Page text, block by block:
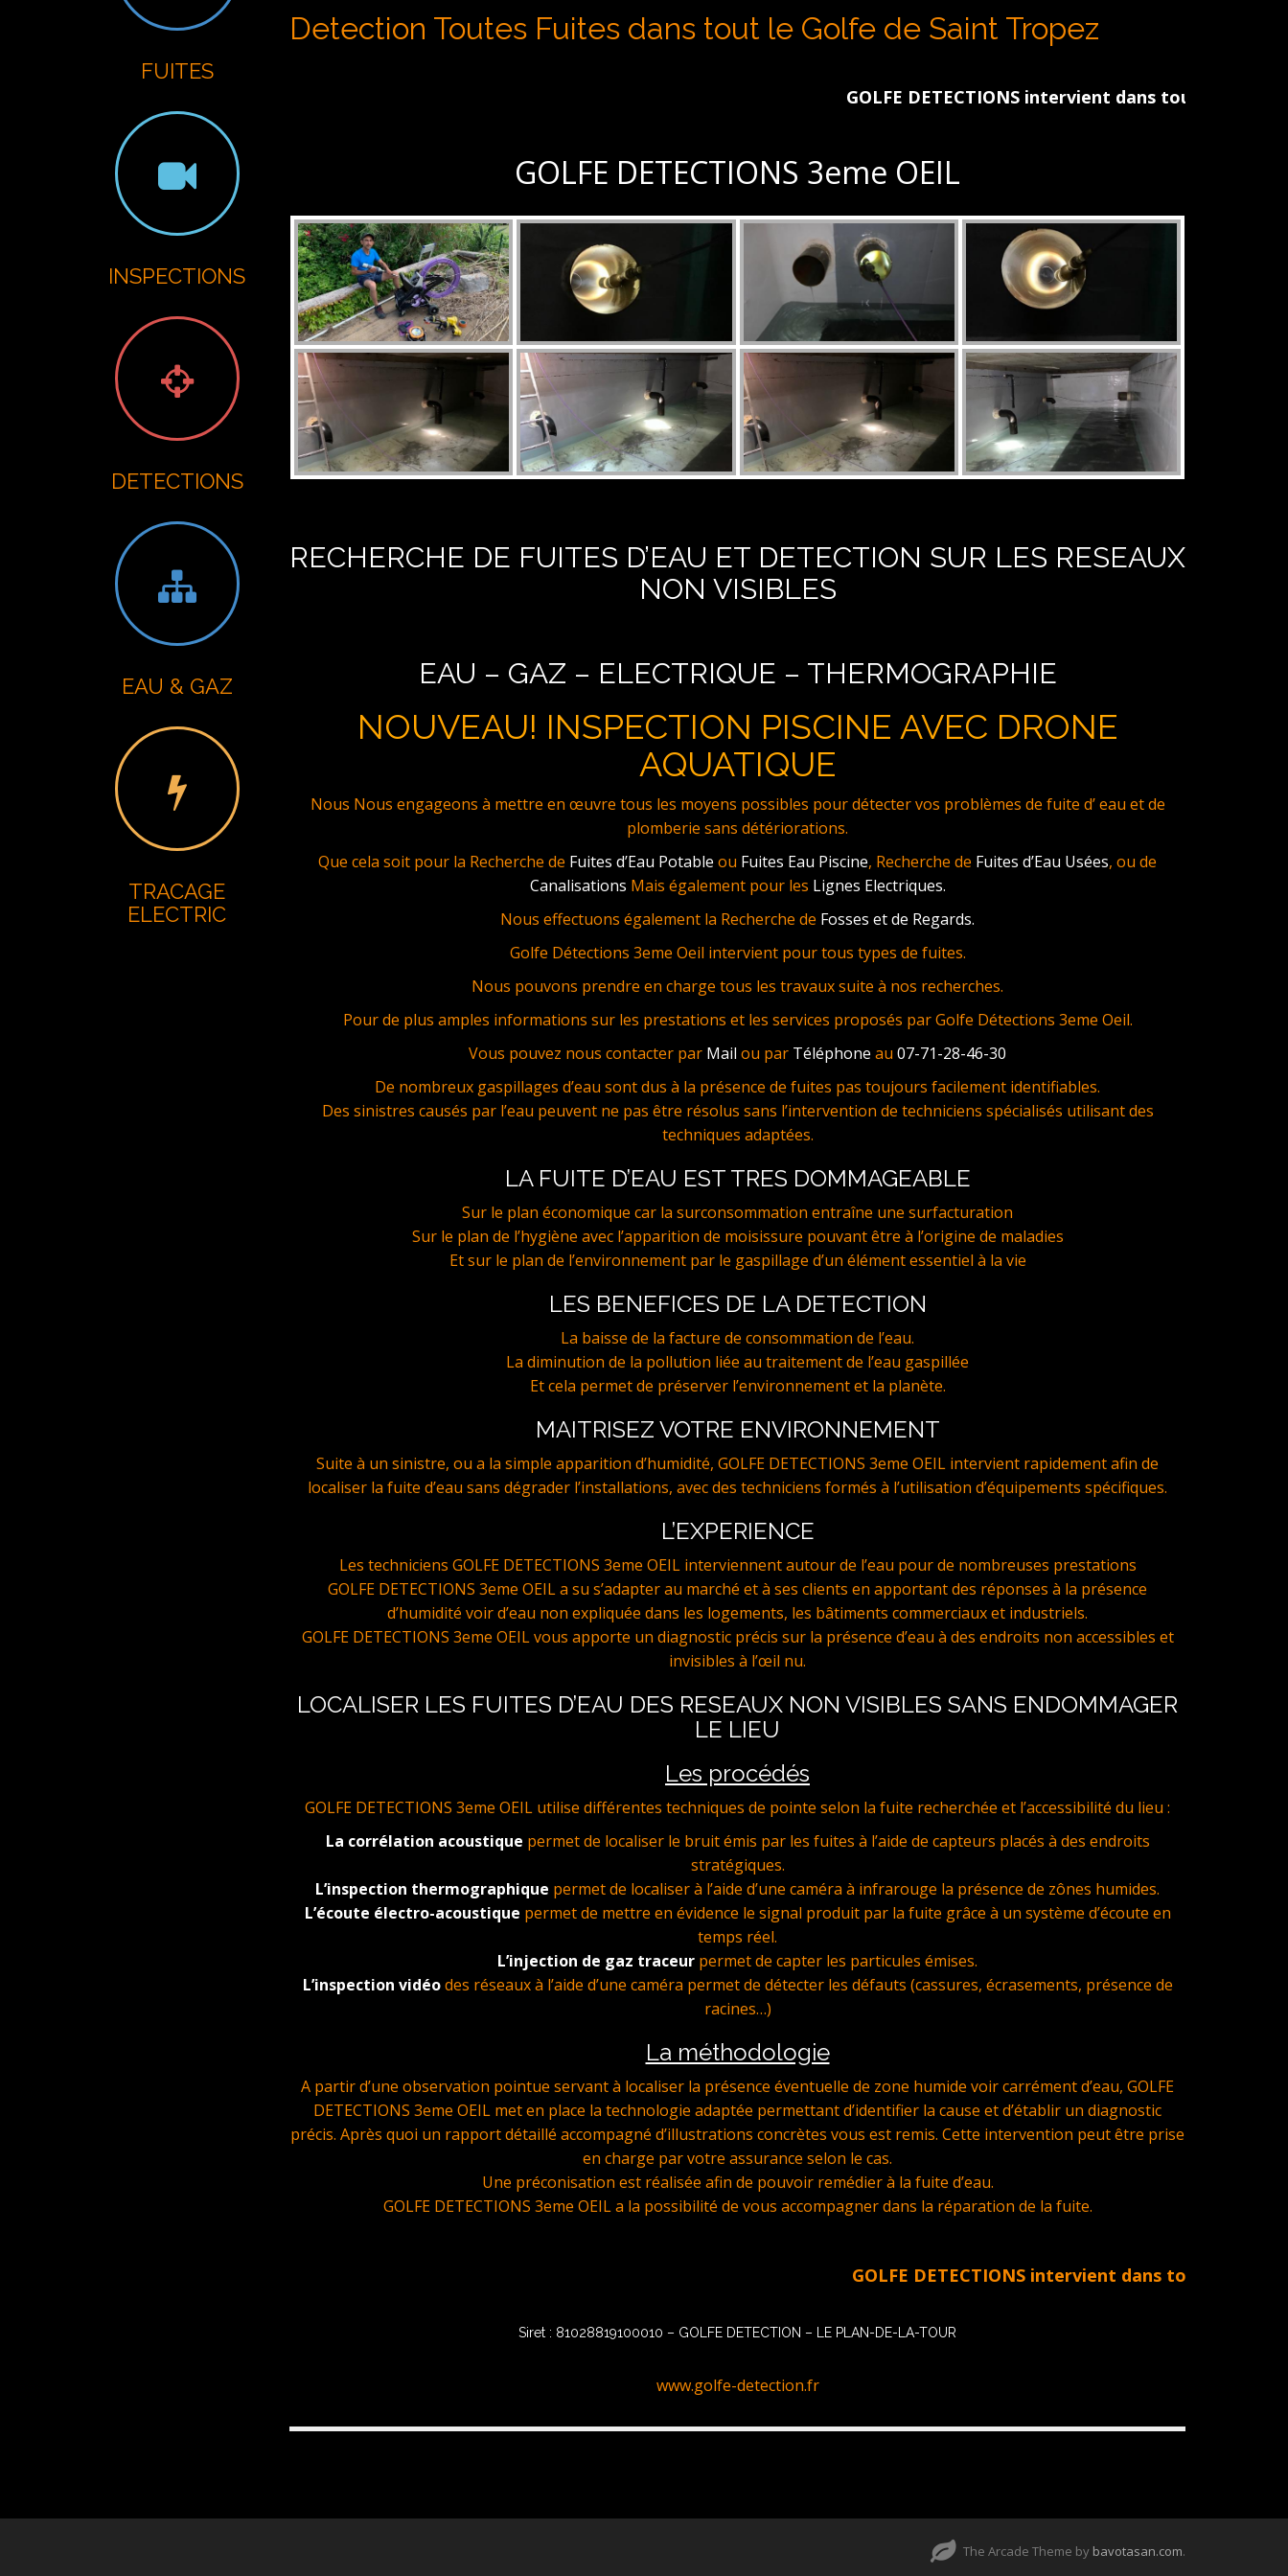
G N
Detection Toutes Fuites dans tout le Golfe de Saint Tropez
GOLFE DETECTIONS intervient dans tout le Golfe de
GOLFE DETECTIONS 3eme OEIL
RECHERCHE DE FUITES D’EAU ET DETECTION SUR LES RESEAUX
NON VISIBLES
EAU – GAZ – ELECTRIQUE – THERMOGRAPHIE
NOUVEAU! INSPECTION PISCINE AVEC DRONE
AQUATIQUE
Nous Nous engageons à mettre en œuvre tous les moyens possibles pour détecter vos problèmes de fuite d’ eau et de
plomberie sans détériorations.
Que cela soit pour la Recherche de Fuites d’Eau Potable ou Fuites Eau Piscine, Recherche de Fuites d’Eau Usées, ou de
Canalisations Mais également pour les Lignes Electriques.
Nous effectuons également la Recherche de Fosses et de Regards.
Golfe Détections 3eme Oeil intervient pour tous types de fuites.
Nous pouvons prendre en charge tous les travaux suite à nos recherches.
Pour de plus amples informations sur les prestations et les services proposés par Golfe Détections 3eme Oeil.
Vous pouvez nous contacter par Mail ou par Téléphone au 07-71-28-46-30
De nombreux gaspillages d’eau sont dus à la présence de fuites pas toujours facilement identifiables.
Des sinistres causés par l’eau peuvent ne pas être résolus sans l’intervention de techniciens spécialisés utilisant des
techniques adaptées.
LA FUITE D’EAU EST TRES DOMMAGEABLE
Sur le plan économique car la surconsommation entraîne une surfacturation
Sur le plan de l’hygiène avec l’apparition de moisissure pouvant être à l’origine de maladies
Et sur le plan de l’environnement par le gaspillage d’un élément essentiel à la vie
LES BENEFICES DE LA DETECTION
La baisse de la facture de consommation de l’eau.
La diminution de la pollution liée au traitement de l’eau gaspillée
Et cela permet de préserver l’environnement et la planète.
MAITRISEZ VOTRE ENVIRONNEMENT
Suite à un sinistre, ou a la simple apparition d’humidité, GOLFE DETECTIONS 3eme OEIL intervient rapidement afin de
localiser la fuite d’eau sans dégrader l’installations, avec des techniciens formés à l’utilisation d’équipements spécifiques.
L’EXPERIENCE
Les techniciens GOLFE DETECTIONS 3eme OEIL interviennent autour de l’eau pour de nombreuses prestations
GOLFE DETECTIONS 3eme OEIL a su s’adapter au marché et à ses clients en apportant des réponses à la présence
d’humidité voir d’eau non expliquée dans les logements, les bâtiments commerciaux et industriels.
GOLFE DETECTIONS 3eme OEIL vous apporte un diagnostic précis sur la présence d’eau à des endroits non accessibles et
invisibles à l’œil nu.
LOCALISER LES FUITES D’EAU DES RESEAUX NON VISIBLES SANS ENDOMMAGER
LE LIEU
Les procédés
GOLFE DETECTIONS 3eme OEIL utilise différentes techniques de pointe selon la fuite recherchée et l’accessibilité du lieu :
La corrélation acoustique permet de localiser le bruit émis par les fuites à l’aide de capteurs placés à des endroits
stratégiques.
L’inspection thermographique permet de localiser à l’aide d’une caméra à infrarouge la présence de zônes humides.
L’écoute électro-acoustique permet de mettre en évidence le signal produit par la fuite grâce à un système d’écoute en
temps réel.
L’injection de gaz traceur permet de capter les particules émises.
L’inspection vidéodes réseaux à l’aide d’une caméra permet de détecter les défauts (cassures, écrasements, présence de
racines…)
La méthodologie
A partir d’une observation pointue servant à localiser la présence éventuelle de zone humide voir carrément d’eau, GOLFE
DETECTIONS 3eme OEIL met en place la technologie adaptée permettant d’identifier la cause et d’établir un diagnostic
précis. Après quoi un rapport détaillé accompagné d’illustrations concrètes vous est remis. Cette intervention peut être prise
en charge par votre assurance selon le cas.
Une préconisation est réalisée afin de pouvoir remédier à la fuite d’eau.
GOLFE DETECTIONS 3eme OEIL a la possibilité de vous accompagner dans la réparation de la fuite.
GOLFE DETECTIONS intervient dans tout le Golfe de
Siret : 81028819100010 – GOLFE DETECTION – LE PLAN-DE-LA-TOUR
www.golfe-detection.fr
FUITES
INSPECTIONS
DETECTIONS
EAU & GAZ
TRACAGE
ELECTRIC
The Arcade Theme by bavotasan.com.